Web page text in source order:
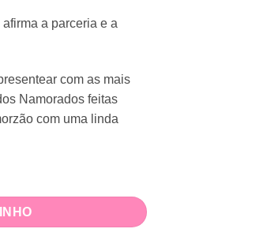
a parceria e a
com as mais
Namorados feitas
com uma linda